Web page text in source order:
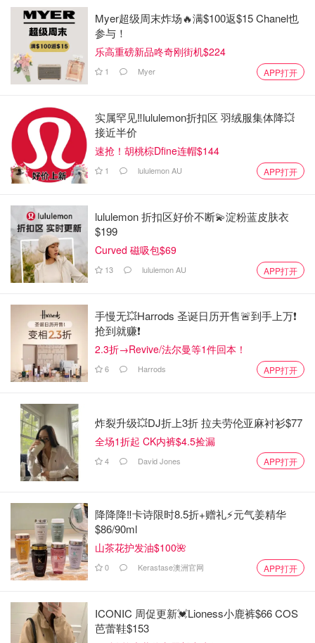
Myer超级周末炸场🔥满$100返$15 Chanel也
参与！
乐高重磅新品咚奇刚街机$224
1 Myer APP打开
实属罕见‼️lululemon折扣区 羽绒服集体降💥
接近半价
速抢！胡桃棕Dfine连帽$144
1 lululemon AU APP打开
lululemon 折扣区好价不断💫淀粉蓝皮肤衣
$199
Curved 磁吸包$69
13 lululemon AU APP打开
手慢无💥Harrods 圣诞日历开售🚨到手上万❗️
抢到就赚❗️
2.3折→Revive/法尔曼等1件回本！
6 Harrods APP打开
炸裂升级💥DJ折上3折 拉夫劳伦亚麻衬衫$77
全场1折起 CK内裤$4.5捡漏
4 David Jones APP打开
降降降‼️卡诗限时8.5折+赠礼⚡元气姜精华
$86/90ml
山茶花护发油$100🌺
0 Kerastase澳洲官网 APP打开
ICONIC 周促更新💓Lioness小鹿裤$66 COS
芭蕾鞋$153